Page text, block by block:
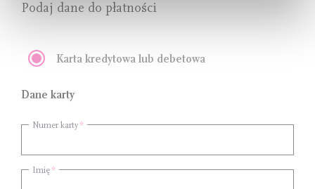
Podaj dane do płatności
Karta kredytowa lub debetowa
Dane karty
Numer karty
Imię